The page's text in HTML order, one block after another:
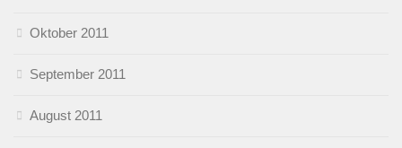
Oktober 2011
September 2011
August 2011